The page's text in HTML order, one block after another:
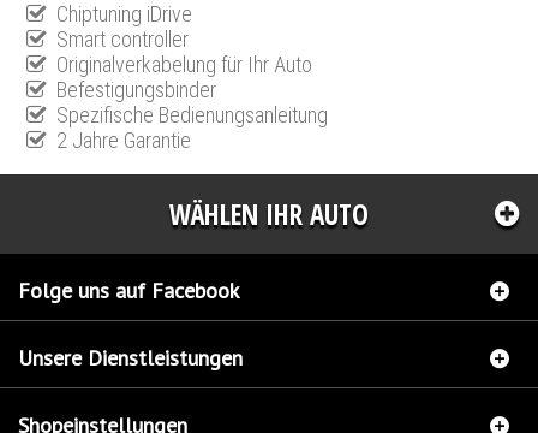
Chiptuning iDrive
Smart controller
Originalverkabelung für Ihr Auto
Befestigungsbinder
Spezifische Bedienungsanleitung
2 Jahre Garantie
WÄHLEN IHR AUTO
Folge uns auf Facebook
Unsere Dienstleistungen
Shopeinstellungen